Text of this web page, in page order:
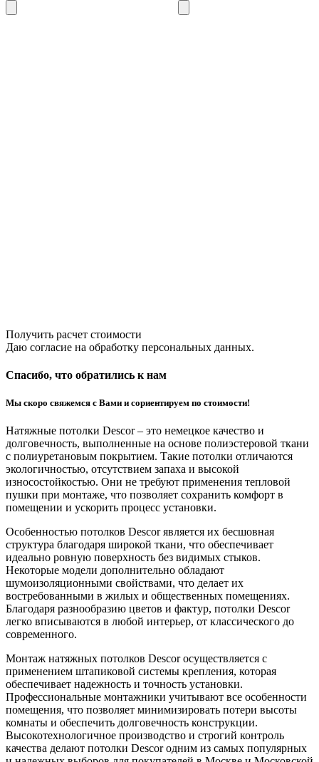
Получить расчет стоимости
Даю согласие на обработку персональных данных.
Спасибо, что обратились к нам
Мы скоро свяжемся с Вами и сориентируем по стоимости!
Натяжные потолки Descor – это немецкое качество и
долговечность, выполненные на основе полиэстеровой ткани
с полиуретановым покрытием. Такие потолки отличаются
экологичностью, отсутствием запаха и высокой
износостойкостью. Они не требуют применения тепловой
пушки при монтаже, что позволяет сохранить комфорт в
помещении и ускорить процесс установки.
Особенностью потолков Descor является их бесшовная
структура благодаря широкой ткани, что обеспечивает
идеально ровную поверхность без видимых стыков.
Некоторые модели дополнительно обладают
шумоизоляционными свойствами, что делает их
востребованными в жилых и общественных помещениях.
Благодаря разнообразию цветов и фактур, потолки Descor
легко вписываются в любой интерьер, от классического до
современного.
Монтаж натяжных потолков Descor осуществляется с
применением штапиковой системы крепления, которая
обеспечивает надежность и точность установки.
Профессиональные монтажники учитывают все особенности
помещения, что позволяет минимизировать потери высоты
комнаты и обеспечить долговечность конструкции.
Высокотехнологичное производство и строгий контроль
качества делают потолки Descor одним из самых популярных